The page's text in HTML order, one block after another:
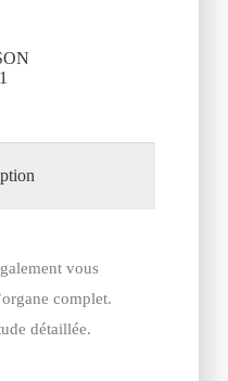
vous
complet.
détaillée.